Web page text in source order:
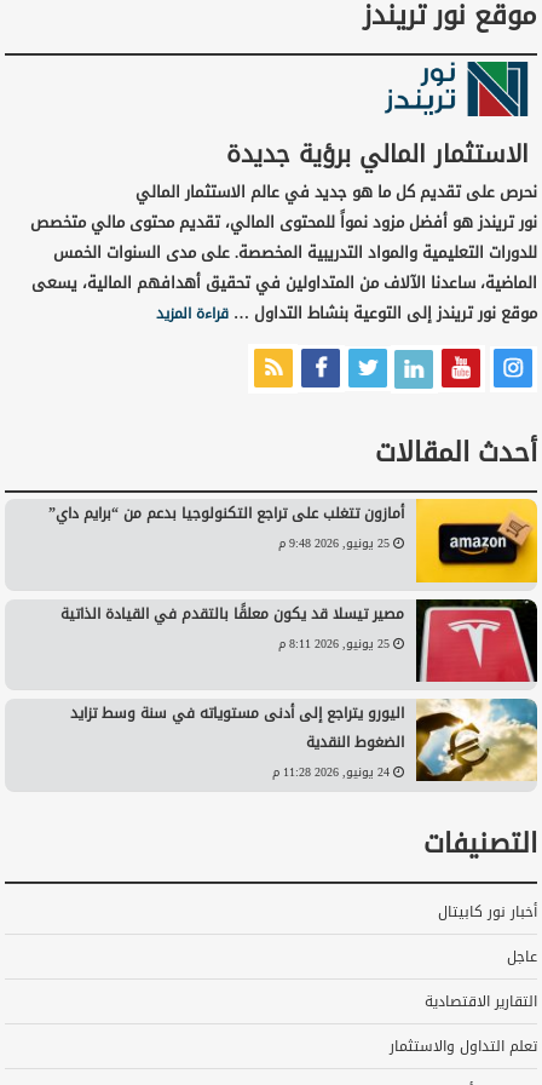
موقع نور تريندز
الاستثمار المالي برؤية جديدة
نحرص على تقديم كل ما هو جديد في عالم الاستثمار المالي
نور تريندز هو أفضل مزود نمواً للمحتوى المالي، تقديم محتوى مالي متخصص
للدورات التعليمية والمواد التدريبية المخصصة. على مدى السنوات الخمس
الماضية، ساعدنا الآلاف من المتداولين في تحقيق أهدافهم المالية، يسعى
موقع نور تريندز إلى التوعية بنشاط التداول …قراءة المزيد
أحدث المقالات
أمازون تتغلب على تراجع التكنولوجيا بدعم من “برايم داي”
25 يونيو, 2026 9:48 م
مصير تيسلا قد يكون معلقًا بالتقدم في القيادة الذاتية
25 يونيو, 2026 8:11 م
اليورو يتراجع إلى أدنى مستوياته في سنة وسط تزايد
الضغوط النقدية
24 يونيو, 2026 11:28 م
التصنيفات
أخبار نور كابيتال
عاجل
التقارير الاقتصادية
تعلم التداول والاستثمار